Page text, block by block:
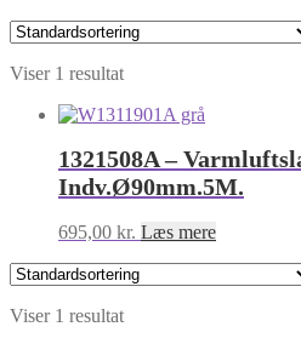
Viser 1 resultat
1321508A –
Indv.Ø90mm.5M.
695,00 kr. Læs mere
Viser 1 resultat